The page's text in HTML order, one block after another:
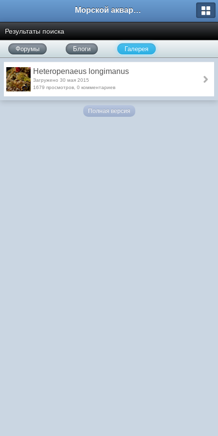
Морской аквариум. Форумы ReefCentral.ru
Результаты поиска
Форумы Блоги Галерея
Heteropenaeus longimanus
Загружено 30 мая 2015
1679 просмотров, 0 комментариев
Полная версия